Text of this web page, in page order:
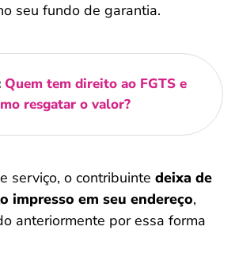
seu fundo de garantia.
Quem tem direito ao FGTS e
resgatar o valor?
serviço, o contribuinte deixa de
impresso em seu endereço,
anteriormente por essa forma